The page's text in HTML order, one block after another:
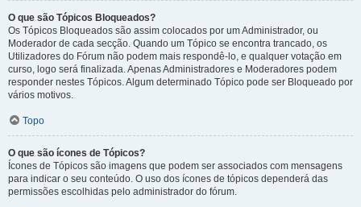
O que são Tópicos Bloqueados?
Os Tópicos Bloqueados são assim colocados por um Administrador, ou
Moderador de cada secção. Quando um Tópico se encontra trancado, os
Utilizadores do Fórum não podem mais respondê-lo, e qualquer votação em
curso, logo será finalizada. Apenas Administradores e Moderadores podem
responder nestes Tópicos. Algum determinado Tópico pode ser Bloqueado por
vários motivos.
Topo
O que são ícones de Tópicos?
Ícones de Tópicos são imagens que podem ser associados com mensagens
para indicar o seu conteúdo. O uso dos ícones de tópicos dependerá das
permissões escolhidas pelo administrador do fórum.